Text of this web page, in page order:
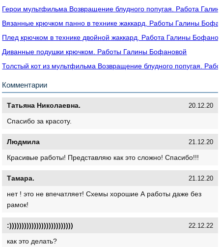
Герои мультфильма Возвращение блудного попугая. Работа
Вязанные крючком панно в технике жаккард. Работы Галины
Плед крючком в технике двойной жаккард. Работа Галины
Диванные подушки крючком. Работы Галины Бофановой
Толстый кот из мультфильма Возвращение блудного попугая.
Комментарии
Татьяна Николаевна. 20.12.20
Спасибо за красоту.
Людмила 21.12.20
Красивые работы! Представляю как это сложно! Спасибо!!!
Тамара. 21.12.20
нет ! это не впечатляет! Схемы хорошие А работы даже без
рамок!
:)))))))))))))))))))))))))) 22.12.22
как это делать?